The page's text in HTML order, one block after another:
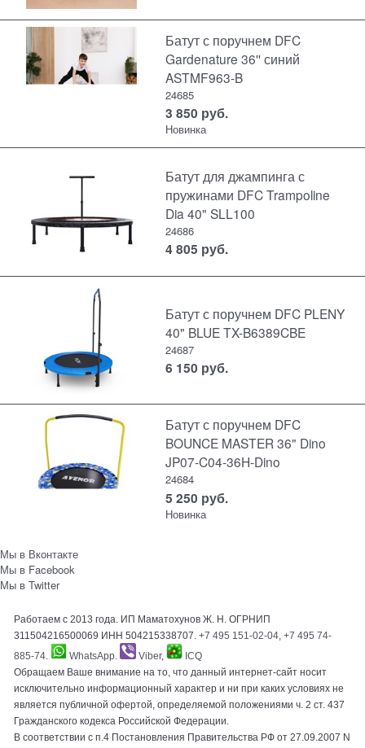
Батут с поручнем DFC
Gardenature 36'' синий
ASTMF963-B
24685
3 850 руб.
Новинка
Батут для джампинга с
пружинами DFC Trampoline
Dia 40" SLL100
24686
4 805 руб.
Батут с поручнем DFC PLENY
40" BLUE TX-B6389CBE
24687
6 150 руб.
Батут с поручнем DFC
BOUNCE MASTER 36" Dino
JP07-C04-36H-Dino
24684
5 250 руб.
Новинка
Мы в Вконтакте
Мы в Facebook
Мы в Twitter
Работаем с 2013 года. ИП Маматохунов Ж. Н. ОГРНИП
311504216500069 ИНН 504215338707.+7 495 151-02-04 ,+7 495 74-
885-74
WhatsApp . Viber,
ICQ
Обращаем Ваше внимание на то, что данный интернет-сайт носит
исключительно информационный характер и ни при каких условиях не
является публичной офертой, определяемой положениями ч. 2 ст. 437
Гражданского кодекса Российской Федерации.
В соответствии с п.4 Постановления Правительства РФ от 27.09.2007 N